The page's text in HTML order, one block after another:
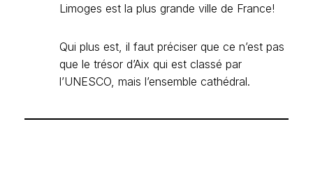
Limoges est la plus grande ville de France!
Qui plus est, il faut préciser que ce n’est pas
que le trésor d’Aix qui est classé par
l’UNESCO, mais l’ensemble cathédral.